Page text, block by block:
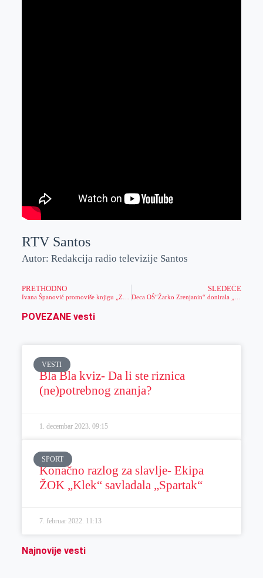
RTV Santos
Autor: Redakcija radio televizije Santos
PRETHODNO SLEDEĆE
POVEZANE vesti
VESTI
Bla Bla kviz- Da li ste riznica
(ne)potrebnog znanja?
1. decembar 2023. 09:15
SPORT
Konačno razlog za slavlje- Ekipa
ŽOK „Klek“ savladala „Spartak“
7. februar 2022. 11:13
Najnovije vesti